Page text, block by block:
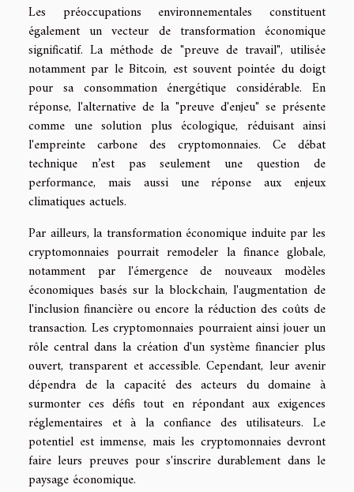
Les préoccupations environnementales constituent
également un vecteur de transformation économique
significatif. La méthode de "preuve de travail", utilisée
notamment par le Bitcoin, est souvent pointée du doigt
pour sa consommation énergétique considérable. En
réponse, l'alternative de la "preuve d'enjeu" se présente
comme une solution plus écologique, réduisant ainsi
l'empreinte carbone des cryptomonnaies. Ce débat
technique n’est pas seulement une question de
performance, mais aussi une réponse aux enjeux
climatiques actuels.
Par ailleurs, la transformation économique induite par les
cryptomonnaies pourrait remodeler la finance globale,
notamment par l'émergence de nouveaux modèles
économiques basés sur la blockchain, l'augmentation de
l'inclusion financière ou encore la réduction des coûts de
transaction. Les cryptomonnaies pourraient ainsi jouer un
rôle central dans la création d'un système financier plus
ouvert, transparent et accessible. Cependant, leur avenir
dépendra de la capacité des acteurs du domaine à
surmonter ces défis tout en répondant aux exigences
réglementaires et à la confiance des utilisateurs. Le
potentiel est immense, mais les cryptomonnaies devront
faire leurs preuves pour s'inscrire durablement dans le
paysage économique.